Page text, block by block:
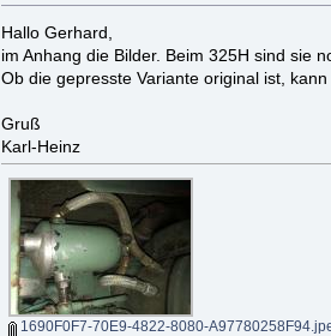
Hallo Gerhard,
im Anhang die Bilder. Beim 325H sind sie
Ob die gepresste Variante original ist,
Gruß
Karl-Heinz
1690F0F7-70E9-4822-8080-